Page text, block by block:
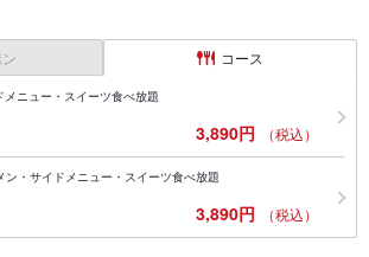
コース
ニュー・スイーツ食べ放題
3,890円 （税込）
ン・サイドメニュー・スイーツ食べ放題
3,890円 （税込）